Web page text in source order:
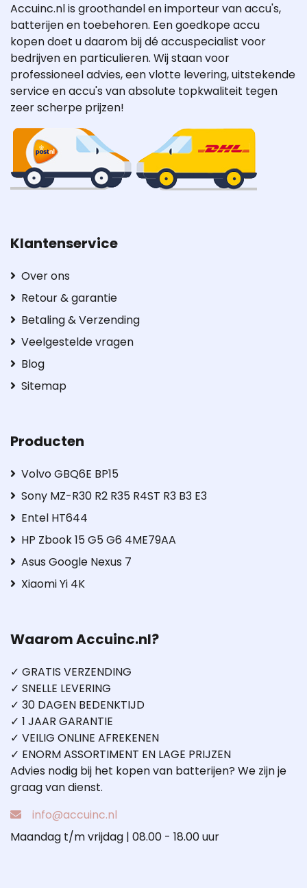
Accuinc.nl is groothandel en importeur van accu's,
batterijen en toebehoren. Een goedkope accu
kopen doet u daarom bij dé accuspecialist voor
bedrijven en particulieren. Wij staan voor
professioneel advies, een vlotte levering, uitstekende
service en accu's van absolute topkwaliteit tegen
zeer scherpe prijzen!
Klantenservice
Over ons
Retour & garantie
Betaling & Verzending
Veelgestelde vragen
Blog
Sitemap
Producten
Volvo GBQ6E BP15
Sony MZ-R30 R2 R35 R4ST R3 B3 E3
Entel HT644
HP Zbook 15 G5 G6 4ME79AA
Asus Google Nexus 7
Xiaomi Yi 4K
Waarom Accuinc.nl?
✓ GRATIS VERZENDING
✓ SNELLE LEVERING
✓ 30 DAGEN BEDENKTIJD
✓ 1 JAAR GARANTIE
✓ VEILIG ONLINE AFREKENEN
✓ ENORM ASSORTIMENT EN LAGE PRIJZEN
Advies nodig bij het kopen van batterijen? We zijn je
graag van dienst.
info@accuinc.nl
Maandag t/m vrijdag | 08.00 - 18.00 uur